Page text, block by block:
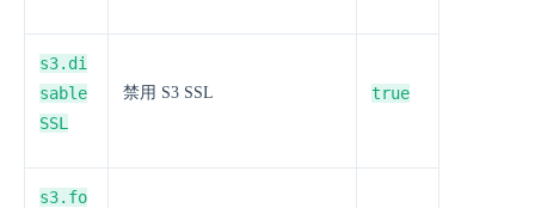
s3.di
sable
SSL
禁用 S3 SSL true
s3.fo